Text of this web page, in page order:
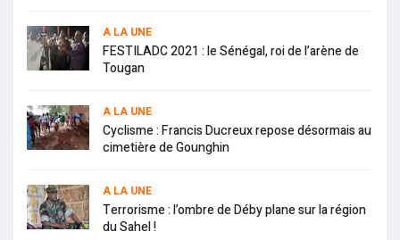
A LA UNE
FESTILADC 2021 : le Sénégal, roi de l’arène de
Tougan
A LA UNE
Cyclisme : Francis Ducreux repose désormais au
cimetière de Gounghin
A LA UNE
Terrorisme : l’ombre de Déby plane sur la région
du Sahel !